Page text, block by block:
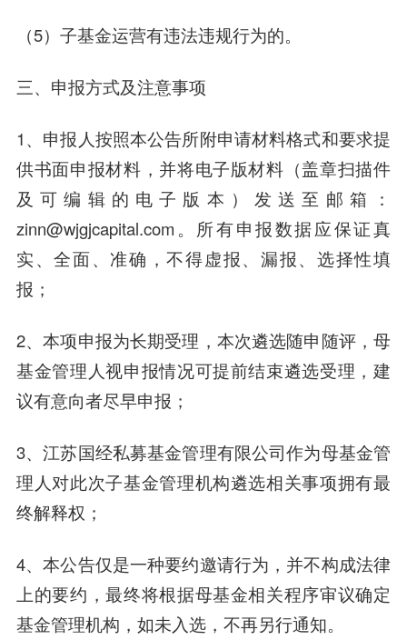
（5）子基金运营有违法违规行为的。
三、申报方式及注意事项
1、申报人按照本公告所附申请材料格式和要求提
供书面申报材料，并将电子版材料（盖章扫描件
及可编辑的电子版本）发送至邮箱：
zinn@wjgjcapital.com。所有申报数据应保证真
实、全面、准确，不得虚报、漏报、选择性填
报；
2、本项申报为长期受理，本次遴选随申随评，母
基金管理人视申报情况可提前结束遴选受理，建
议有意向者尽早申报；
3、江苏国经私募基金管理有限公司作为母基金管
理人对此次子基金管理机构遴选相关事项拥有最
终解释权；
4、本公告仅是一种要约邀请行为，并不构成法律
上的要约，最终将根据母基金相关程序审议确定
基金管理机构，如未入选，不再另行通知。